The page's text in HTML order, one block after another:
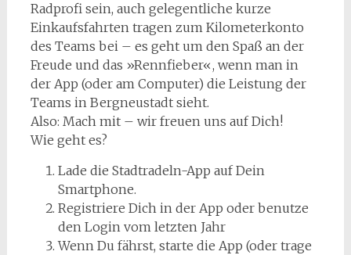
Radprofi sein, auch gelegentliche kurze
Einkaufsfahrten tragen zum Kilometerkonto
des Teams bei – es geht um den Spaß an der
Freude und das »Rennfieber«, wenn man in
der App (oder am Computer) die Leistung der
Teams in Bergneustadt sieht.
Also: Mach mit – wir freuen uns auf Dich!
Wie geht es?
Lade die Stadtradeln-App auf Dein
Smartphone.
Registriere Dich in der App oder benutze
den Login vom letzten Jahr
Wenn Du fährst, starte die App (oder trage